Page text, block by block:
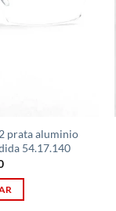
prata aluminio
54.17.140